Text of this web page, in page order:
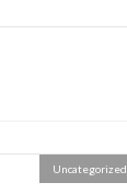
Uncategorized